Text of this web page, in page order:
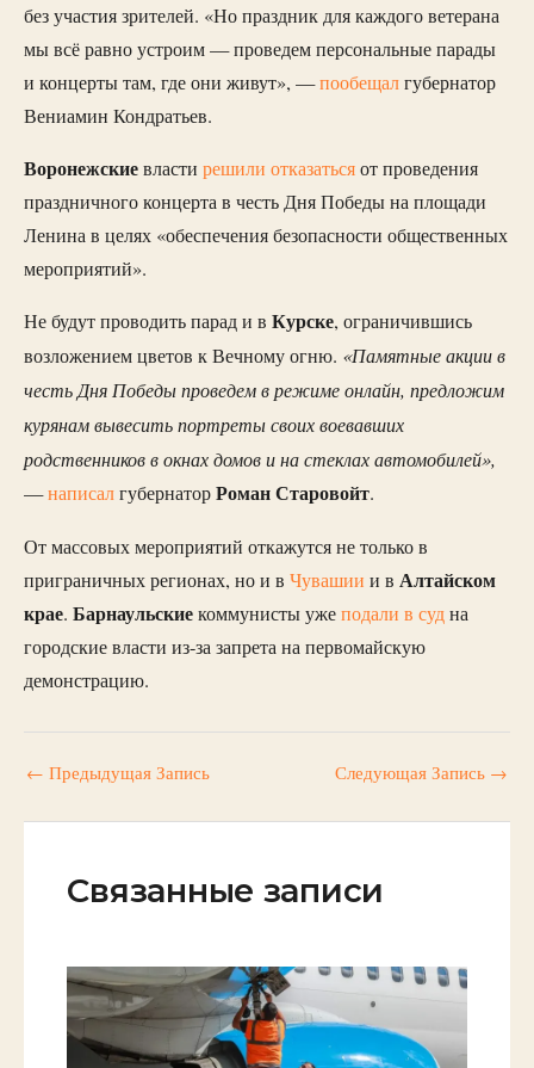
без участия зрителей. «Но праздник для каждого ветерана
мы всё равно устроим — проведем персональные парады
и концерты там, где они живут», —пообещалгубернатор
Вениамин Кондратьев.
Воронежскиевласти решили отказатьсяот проведения
праздничного концерта в честь Дня Победы на площади
Ленина в целях «обеспечения безопасности общественных
мероприятий».
Не будут проводить парад и в Курске, ограничившись
возложением цветов к Вечному огню. «Памятные акции в
честь Дня Победы проведем в режиме онлайн, предложим
курянам вывесить портреты своих воевавших
родственников в окнах домов и на стеклах автомобилей»,
—написалгубернаторРоман Старовойт.
От массовых мероприятий откажутся не только в
приграничных регионах, но и в Чувашии и в Алтайском
крае. Барнаульскиекоммунисты ужеподали в судна
городские власти из-за запрета на первомайскую
демонстрацию.
← Предыдущая Запись Следующая Запись →
Связанные записи